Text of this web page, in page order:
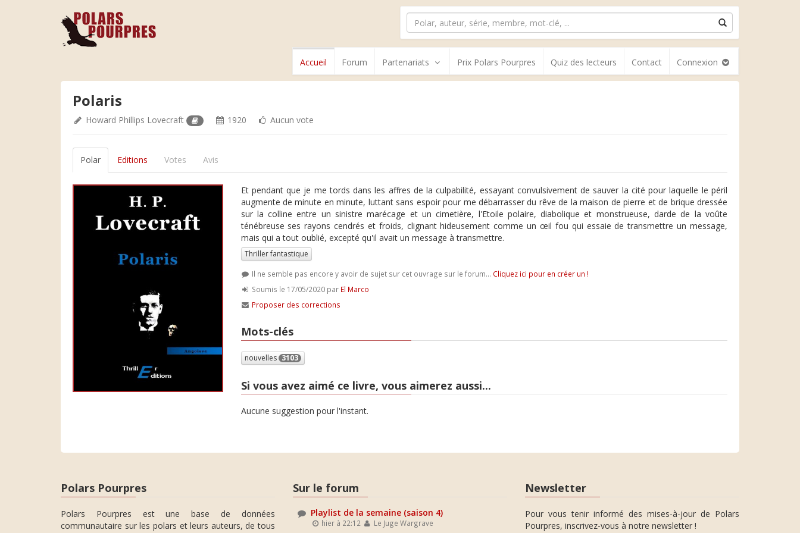
Accueil Forum Partenariats Prix Polars Pourpres Quiz des lecteurs Contact Connexion
Polaris
Howard Phillips Lovecraft 1920 Aucun vote
Polar Editions Votes Avis
Et pendant que je me tords dans les affres de la culpabilité, essayant convulsivement de sauver la cité pour laquelle le péril
augmente de minute en minute, luttant sans espoir pour me débarrasser du rêve de la maison de pierre et de brique dressée
sur la colline entre un sinistre marécage et un cimetière, l'Etoile polaire, diabolique et monstrueuse, darde de la voûte
ténébreuse ses rayons cendrés et froids, clignant hideusement comme un œil fou qui essaie de transmettre un message,
mais qui a tout oublié, excepté qu'il avait un message à transmettre.
Thriller fantastique
Il ne semble pas encore y avoir de sujet sur cet ouvrage sur le forum... Cliquez ici pour en créer un !
Soumis le 17/05/2020 par El Marco
Proposer des corrections
Mots-clés
nouvelles 3103
Si vous avez aimé ce livre, vous aimerez aussi...
Aucune suggestion pour l'instant.
Polars Pourpres
Polars Pourpres est une base de données
communautaire sur les polars et leurs auteurs, de tous
Sur le forum
Playlist de la semaine (saison 4)
hier à 22:12 Le Juge Wargrave
Newsletter
Pour vous tenir informé des mises-à-jour de Polars
Pourpres, inscrivez-vous à notre newsletter !